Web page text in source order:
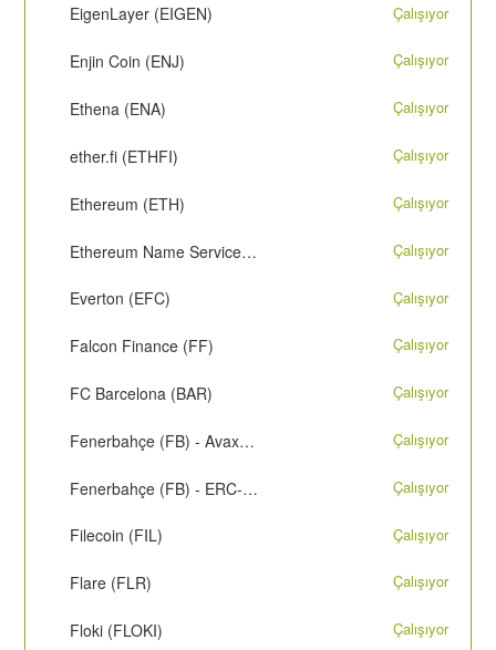
EigenLayer (EIGEN) Çalışıyor
Enjin Coin (ENJ) Çalışıyor
Ethena (ENA) Çalışıyor
ether.fi (ETHFI) Çalışıyor
Ethereum (ETH) Çalışıyor
Ethereum Name Service (ENS) Çalışıyor
Everton (EFC) Çalışıyor
Falcon Finance (FF) Çalışıyor
FC Barcelona (BAR) Çalışıyor
Fenerbahçe (FB) - Avax C-Chain Çalışıyor
Fenerbahçe (FB) - ERC-20 Çalışıyor
Filecoin (FIL) Çalışıyor
Flare (FLR) Çalışıyor
Floki (FLOKI) Çalışıyor